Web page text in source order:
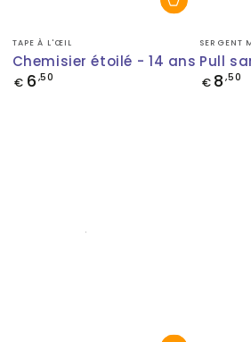
Fournisseur:
TAPE À L'ŒIL
Chemisier étoilé - 14 ans
Prix
€ 6 ,50
SERGENT
Pull
Prix
€ 8 ,50